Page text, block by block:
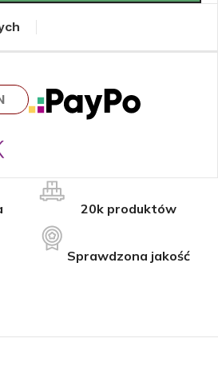
20k produktów
Sprawdzona jakość